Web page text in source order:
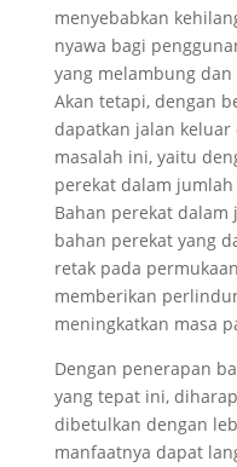
menyebabkan
nyawa bagi
yang melambung
Akan tetapi, dengan
dapatkan jalan
masalah ini, yaitu
perekat dalam
Bahan perekat
bahan perekat yang
retak pada
memberikan
meningkatkan masa
Dengan penerapan
yang tepat ini,
dibetulkan dengan
manfaatnya dapat